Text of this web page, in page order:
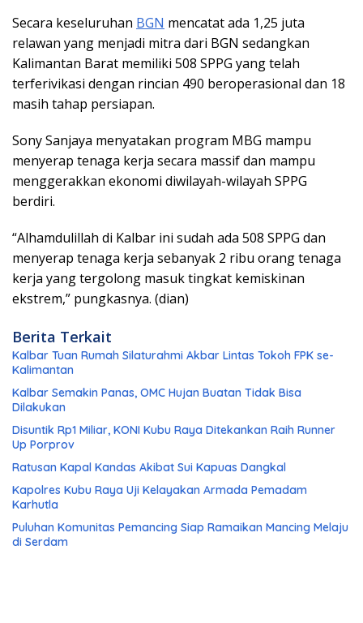
Secara keseluruhan BGN mencatat ada 1,25 juta
relawan yang menjadi mitra dari BGN sedangkan
Kalimantan Barat memiliki 508 SPPG yang telah
terferivikasi dengan rincian 490 beroperasional dan 18
masih tahap persiapan.
Sony Sanjaya menyatakan program MBG mampu
menyerap tenaga kerja secara massif dan mampu
menggerakkan ekonomi diwilayah-wilayah SPPG
berdiri.
“Alhamdulillah di Kalbar ini sudah ada 508 SPPG dan
menyerap tenaga kerja sebanyak 2 ribu orang tenaga
kerja yang tergolong masuk tingkat kemiskinan
ekstrem,” pungkasnya. (dian)
Berita Terkait
Kalbar Tuan Rumah Silaturahmi Akbar Lintas Tokoh FPK se-
Kalimantan
Kalbar Semakin Panas, OMC Hujan Buatan Tidak Bisa
Dilakukan
Disuntik Rp1 Miliar, KONI Kubu Raya Ditekankan Raih Runner
Up Porprov
Ratusan Kapal Kandas Akibat Sui Kapuas Dangkal
Kapolres Kubu Raya Uji Kelayakan Armada Pemadam
Karhutla
Puluhan Komunitas Pemancing Siap Ramaikan Mancing Melaju
di Serdam